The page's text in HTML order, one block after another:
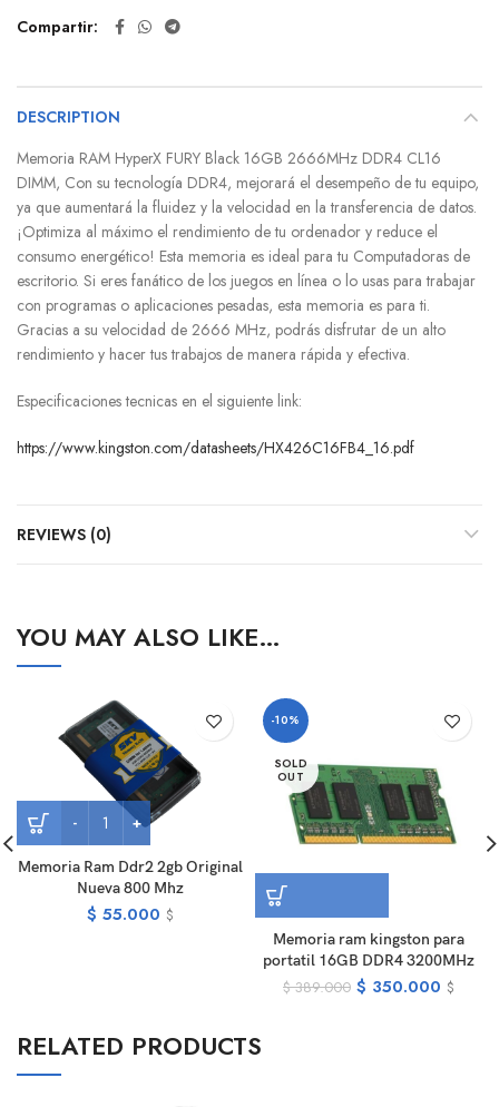
Compartir
DESCRIPTION
Memoria RAM HyperX FURY Black 16GB 2666MHz DDR4 CL16
DIMM, Con su tecnología DDR4, mejorará el desempeño de tu equipo,
ya que aumentará la fluidez y la velocidad en la transferencia de datos.
¡Optimiza al máximo el rendimiento de tu ordenador y reduce el
consumo energético! Esta memoria es ideal para tu Computadoras de
escritorio. Si eres fanático de los juegos en línea o lo usas para trabajar
con programas o aplicaciones pesadas, esta memoria es para ti.
Gracias a su velocidad de 2666 MHz, podrás disfrutar de un alto
rendimiento y hacer tus trabajos de manera rápida y efectiva.
Especificaciones tecnicas en el siguiente link:
https://www.kingston.com/datasheets/HX426C16FB4_16.pdf
REVIEWS (0)
YOU MAY ALSO LIKE…
Memoria Ram Ddr2 2gb Original
Nueva 800 Mhz
$ 55.000 $
-10%
SOLD
OUT
Memoria ram kingston para
portatil 16GB DDR4 3200MHz
$389.000 $ 350.000 $
RELATED PRODUCTS